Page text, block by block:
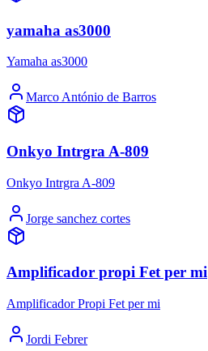
yamaha as3000
Yamaha as3000
Marco António de Barros
Onkyo Intrgra A-809
Onkyo Intrgra A-809
Jorge sanchez cortes
Amplificador propi Fet per mi
Amplificador Propi Fet per mi
Jordi Febrer